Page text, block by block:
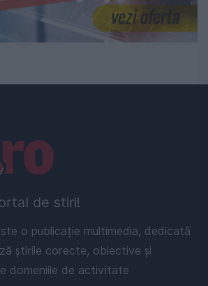
de stiri!
o publicație multimedia, dedicată
știrile corecte, obiective și
domeniile de activitate